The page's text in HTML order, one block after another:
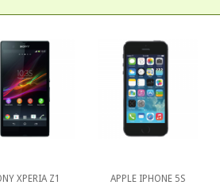
XPERIA Z1
APPLE IPHONE 5S